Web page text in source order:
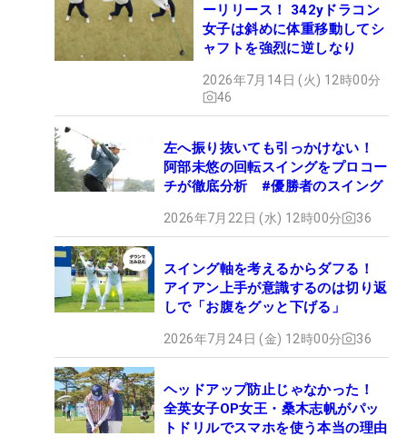
ーリリース！ 342yドラコン
女子は斜めに体重移動してシ
ャフトを強烈に逆しなり
2026年7月14日 (火) 12時00分
46
左へ振り抜いても引っかけない！
阿部未悠の回転スイングをプロコー
チが徹底分析 #優勝者のスイング
2026年7月22日 (水) 12時00分 36
スイング軸を考えるからダフる！
アイアン上手が意識するのは切り返
しで「お腹をグッと下げる」
2026年7月24日 (金) 12時00分 36
ヘッドアップ防止じゃなかった！
全英女子OP女王・桑木志帆がパッ
トドリルでスマホを使う本当の理由